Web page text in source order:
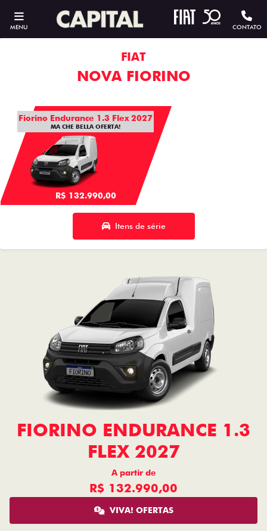
MENU CONTATO
FIAT
NOVA FIORINO
Fiorino Endurance 1.3 Flex 2027
MA CHE BELLA OFERTA!
R$ 132.990,00
Itens de série
FIORINO ENDURANCE 1.3
FLEX 2027
A partir de
R$ 132.990,00
VIVA! OFERTAS